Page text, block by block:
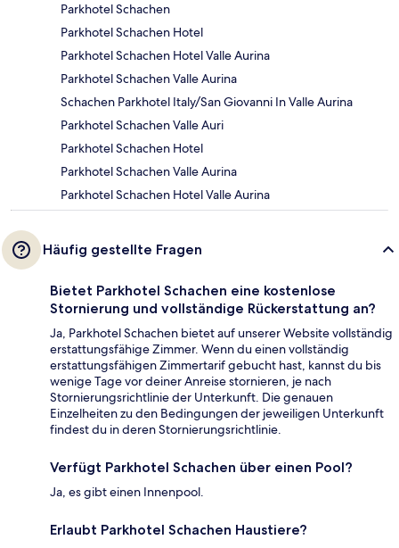
Parkhotel Schachen
Parkhotel Schachen Hotel
Parkhotel Schachen Hotel Valle Aurina
Parkhotel Schachen Valle Aurina
Schachen Parkhotel Italy/San Giovanni In Valle Aurina
Parkhotel Schachen Valle Auri
Parkhotel Schachen Hotel
Parkhotel Schachen Valle Aurina
Parkhotel Schachen Hotel Valle Aurina
Häufig gestellte Fragen
Bietet Parkhotel Schachen eine kostenlose
Stornierung und vollständige Rückerstattung an?
Ja, Parkhotel Schachen bietet auf unserer Website vollständig
erstattungsfähige Zimmer. Wenn du einen vollständig
erstattungsfähigen Zimmertarif gebucht hast, kannst du bis
wenige Tage vor deiner Anreise stornieren, je nach
Stornierungsrichtlinie der Unterkunft. Die genauen
Einzelheiten zu den Bedingungen der jeweiligen Unterkunft
findest du in deren Stornierungsrichtlinie.
Verfügt Parkhotel Schachen über einen Pool?
Ja, es gibt einen Innenpool.
Erlaubt Parkhotel Schachen Haustiere?